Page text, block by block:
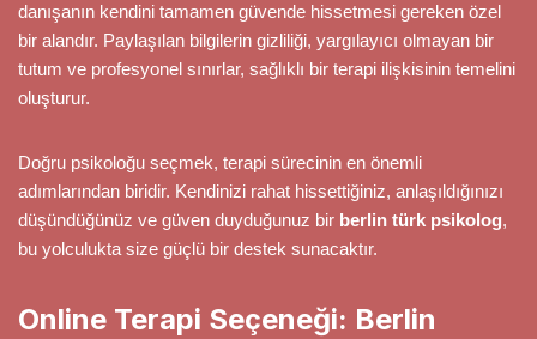
danışanın kendini tamamen güvende hissetmesi gereken özel
bir alandır. Paylaşılan bilgilerin gizliliği, yargılayıcı olmayan bir
tutum ve profesyonel sınırlar, sağlıklı bir terapi ilişkisinin temelini
oluşturur.
Doğru psikoloğu seçmek, terapi sürecinin en önemli
adımlarından biridir. Kendinizi rahat hissettiğiniz, anlaşıldığınızı
düşündüğünüz ve güven duyduğunuz bir berlin türk psikolog,
bu yolculukta size güçlü bir destek sunacaktır.
Online Terapi Seçeneği: Berlin